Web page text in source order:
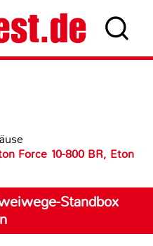
Force 10-800 BR, Eton
Standbox